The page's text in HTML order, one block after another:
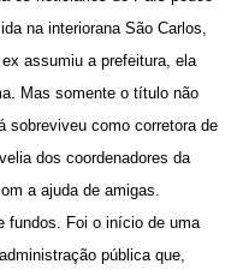
na interiorana São Carlos,
assumiu a prefeitura, ela
Mas somente o título não
sobreviveu como corretora de
dos coordenadores da
a ajuda de amigas.
fundos. Foi o início de uma
pública que,